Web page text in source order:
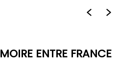
ENTRE FRANCE